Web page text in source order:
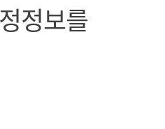
정보를